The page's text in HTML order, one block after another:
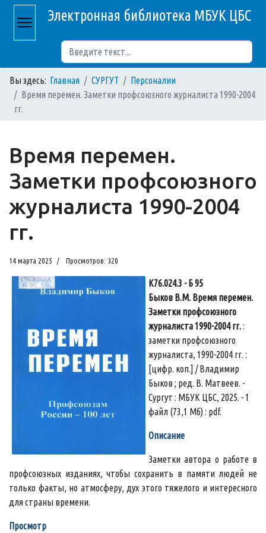
Электронная библиотека МБУК ЦБС
Вы здесь: Главная СУРГУТ
Персоналии
Время перемен. Заметки профсоюзного журналиста 1990-2004
гг.
Время перемен.
Заметки профсоюзного
журналиста 1990-2004
гг.
14 марта 2025 Просмотров: 320
К76.024.3 - Б 95
Быков В.М. Время перемен.
Заметки профсоюзного
журналиста 1990-2004 гг.:
заметки профсоюзного
журналиста, 1990-2004 гг. :
[цифр. коп.] / Владимир
Быков ; ред. В. Матвеев. -
Сургут : МБУК ЦБС, 2025. - 1
файл (73,1 Мб) : pdf.
Описание
Заметки автора о работе в
профсоюзных изданиях, чтобы сохранить в памяти людей не
только факты, но атмосферу, дух этого тяжелого и интересного
для страны времени.
Просмотр